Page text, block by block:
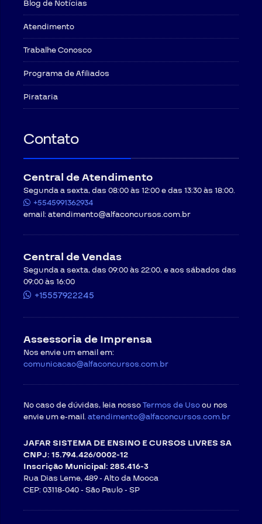
Blog de Notícias
Atendimento
Trabalhe Conosco
Programa de Afiliados
Pirataria
Contato
Central de Atendimento
Segunda a sexta, das 08:00 às 12:00 e das 13:30 às 18:00.
+5545991362934
email:atendimento@alfaconcursos.com.br
Central de Vendas
Segunda a sexta, das 09:00 às 22:00, e aos sábados das
09:00 às 16:00
+15557922245
Assessoria de Imprensa
Nos envie um email em:
comunicacao@alfaconcursos.com.br
No caso de dúvidas, leia nossoTermos de Usoou nos
envie um e-mail.atendimento@alfaconcursos.com.br
JAFAR SISTEMA DE ENSINO E CURSOS LIVRES SA
CNPJ: 15.794.426/0002-12
Inscrição Municipal: 285.416-3
Rua Dias Leme, 489 - Alto da Mooca
CEP: 03118-040 -São Paulo - SP